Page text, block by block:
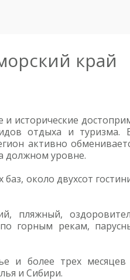
край
отдыха и туризма.
активно
должном уровне.
около двухсот
пляжный,
горным рекам,
и более трех
и Сибири.